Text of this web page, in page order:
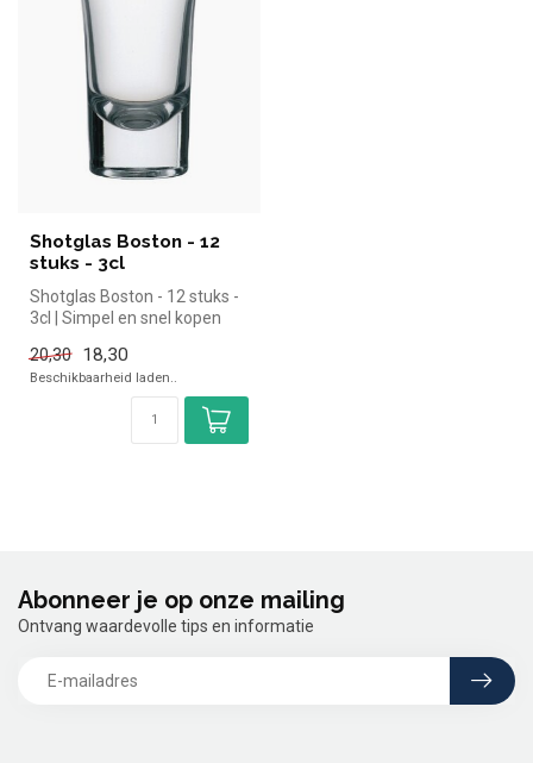
Shotglas Boston - 12
stuks - 3cl
Shotglas Boston - 12 stuks -
3cl | Simpel en snel kopen
20,30
18,30
Beschikbaarheid laden..
Abonneer je op onze mailing
Ontvang waardevolle tips en informatie